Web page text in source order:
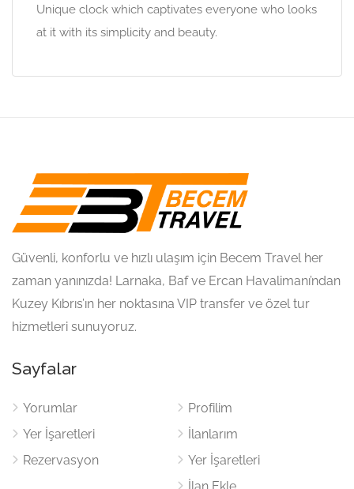
Unique clock which captivates everyone who looks
at it with its simplicity and beauty.
Güvenli, konforlu ve hızlı ulaşım için Becem Travel her
zaman yanınızda! Larnaka, Baf ve Ercan Havalimanı’ndan
Kuzey Kıbrıs’ın her noktasına VIP transfer ve özel tur
hizmetleri sunuyoruz.
Sayfalar
Yorumlar
Yer İşaretleri
Rezervasyon
Profilim
İlanlarım
Yer İşaretleri